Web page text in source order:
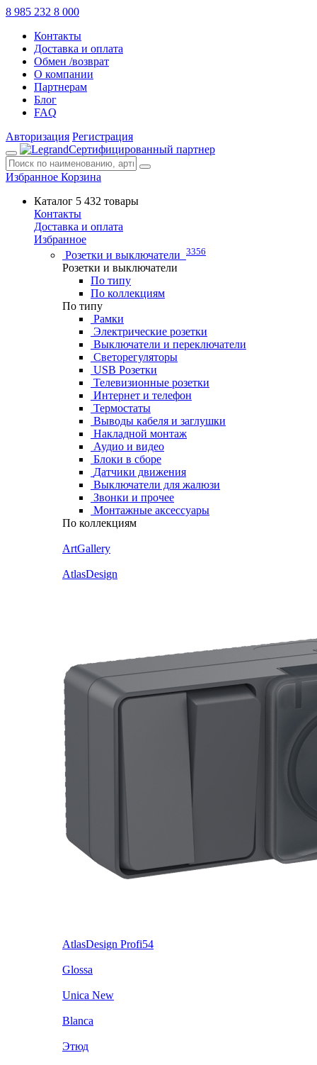
8 985 232 8 000
Контакты
Доставка и оплата
Обмен /возврат
О компании
Партнерам
Блог
FAQ
Авторизация Регистрация
Сертифицированный партнер
Избранное Корзина
Каталог 5 432 товары
Контакты
Доставка и оплата
Избранное
Розетки и выключатели 3356
Розетки и выключатели
По типу
По коллекциям
По типу
Рамки
Электрические розетки
Выключатели и переключатели
Светорегуляторы
USB Розетки
Телевизионные розетки
Интернет и телефон
Термостаты
Выводы кабеля и заглушки
Накладной монтаж
Аудио и видео
Блоки в сборе
Датчики движения
Выключатели для жалюзи
Звонки и прочее
Монтажные аксессуары
По коллекциям
ArtGallery
AtlasDesign
AtlasDesign Profi54
Glossa
Unica New
Blanca
Этюд